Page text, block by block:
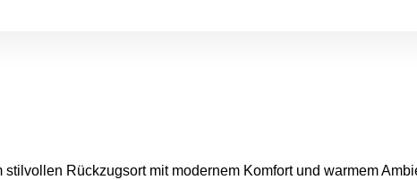
stilvollen Rückzugsort mit modernem Komfort und warmem